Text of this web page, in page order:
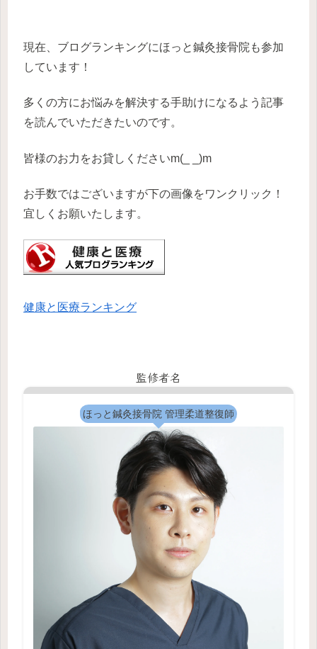
現在、ブログランキングにほっと鍼灸接骨院も参加
しています！
多くの方にお悩みを解決する手助けになるよう記事
を読んでいただきたいのです。
皆様のお力をお貸しくださいm(_ _)m
お手数ではございますが下の画像をワンクリック！
宜しくお願いたします。
健康と医療ランキング
監修者名
ほっと鍼灸接骨院 管理柔道整復師